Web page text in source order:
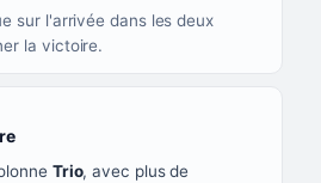
sur l'arrivée dans les deux
la victoire.
, couleur turquoise
Trio, avec plus de